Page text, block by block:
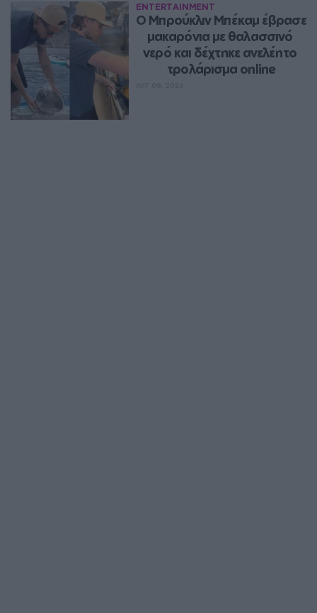
ENTERTAINMENT
Ο Μπρούκλιν Μπέκαμ έβρασε
μακαρόνια με θαλασσινό
νερό και δέχτηκε ανελέητο
τρολάρισμα online